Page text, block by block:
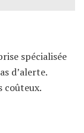
spécialisée
d’alerte.
coûteux.